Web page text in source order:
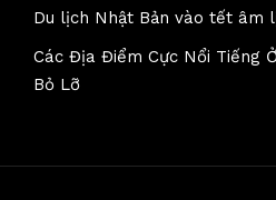
Du lịch Nhật Bản vào tết âm
Các Địa Điểm Cực Nổi Tiếng
Bỏ Lỡ